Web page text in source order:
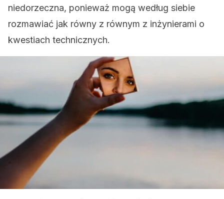
niedorzeczna, ponieważ mogą według siebie
rozmawiać jak równy z równym z inżynierami o
kwestiach technicznych.